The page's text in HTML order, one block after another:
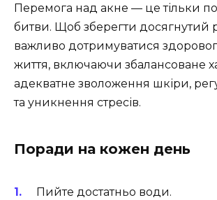
Перемога над акне — це тільки
битви. Щоб зберегти досягнутий
важливо дотримуватися
життя, включаючи збалансоване
адекватне зволоження шкіри,
та уникнення стресів.
Поради на кожен день
Пийте достатньо води.